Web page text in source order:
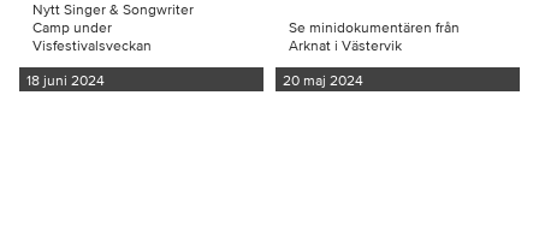
Nytt Singer & Songwriter
Camp under
Visfestivalsveckan
18 juni 2024
Se minidokumentären från
Arknat i Västervik
20 maj 2024